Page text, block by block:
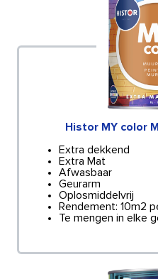
Histor MY color
Extra dekkend
Extra Mat
Afwasbaar
Geurarm
Oplosmiddelvrij
Rendement: 10m2
Te mengen in elke